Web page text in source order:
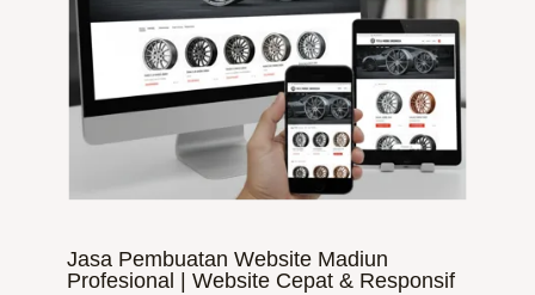
Jasa Pembuatan Website Madiun
Profesional | Website Cepat & Responsif